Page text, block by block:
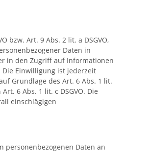
bzw. Art. 9 Abs. 2 lit. a DSGVO,
Daten in
in den Zugriff auf Informationen
Die Einwilligung ist jederzeit
Grundlage des Art. 6 Abs. 1 lit.
6 Abs. 1 lit. c DSGVO. Die
einschlägigen
personenbezogenen Daten an